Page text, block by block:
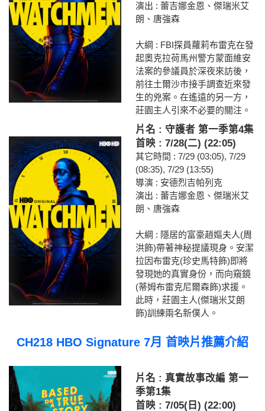
演出 : 蕾吉娜金恩、傑瑞米艾
朗、唐強森
大綱 : FBI探員蘿莉布雷克在發
起奧克拉荷馬州警方蒙面維安
法案的參議員於深夜來訪後，
前往土爾沙市接手調查近來發
生的兇案。在遙遠的另一方，
莊園主人引來不必要的關注。
片名 : 守護者 第一季第4集
首映 : 7/28(二) (22:05)
其它時間 : 7/29 (03:05), 7/29
(08:35), 7/29 (13:55)
導演 : 安德烈吉帕列克
演出 : 蕾吉娜金恩、傑瑞米艾
朗、唐強森
大綱 : 隱居的富豪趙嫗夫人(周
洪飾)帶著神秘提議現身。安潔
拉因布雷克(珍史馬特飾)即將
發現她的真實身份，而向窺鏡
(蒂姆布雷克尼爾森飾)求援。
此時，莊園主人(傑瑞米艾朗
飾)訓練兩名新僕人。
CH218 HBO Signature 7月 首映片推薦介紹
片名 : 真實故事改編 第一
季第1集
首映 : 7/05(日) (22:00)